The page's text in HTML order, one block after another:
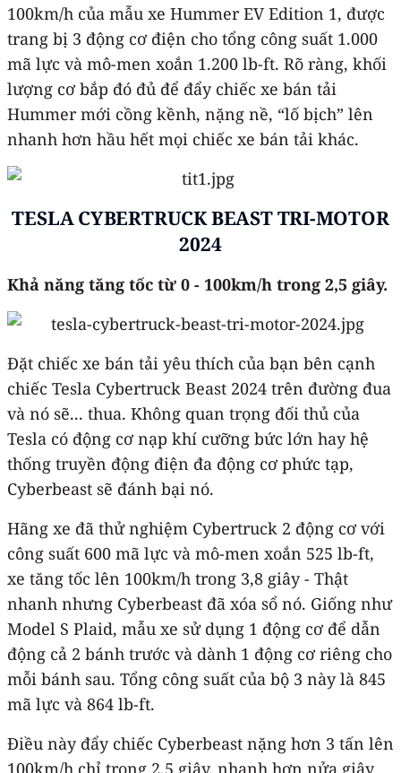
100km/h của mẫu xe Hummer EV Edition 1, được
trang bị 3 động cơ điện cho tổng công suất 1.000
mã lực và mô-men xoắn 1.200 lb-ft. Rõ ràng, khối
lượng cơ bắp đó đủ để đẩy chiếc xe bán tải
Hummer mới cồng kềnh, nặng nề, “lố bịch” lên
nhanh hơn hầu hết mọi chiếc xe bán tải khác.
TESLA CYBERTRUCK BEAST TRI-MOTOR
2024
Khả năng tăng tốc từ 0 - 100km/h trong 2,5 giây.
Đặt chiếc xe bán tải yêu thích của bạn bên cạnh
chiếc Tesla Cybertruck Beast 2024 trên đường đua
và nó sẽ... thua. Không quan trọng đối thủ của
Tesla có động cơ nạp khí cưỡng bức lớn hay hệ
thống truyền động điện đa động cơ phức tạp,
Cyberbeast sẽ đánh bại nó.
Hãng xe đã thử nghiệm Cybertruck 2 động cơ với
công suất 600 mã lực và mô-men xoắn 525 lb-ft,
xe tăng tốc lên 100km/h trong 3,8 giây - Thật
nhanh nhưng Cyberbeast đã xóa sổ nó. Giống như
Model S Plaid, mẫu xe sử dụng 1 động cơ để dẫn
động cả 2 bánh trước và dành 1 động cơ riêng cho
mỗi bánh sau. Tổng công suất của bộ 3 này là 845
mã lực và 864 lb-ft.
Điều này đẩy chiếc Cyberbeast nặng hơn 3 tấn lên
100km/h chỉ trong 2,5 giây, nhanh hơn nửa giây